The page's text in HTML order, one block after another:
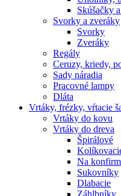
Skúšačky
Svorky a zveráky
Svorky
Zveráky
Regály
Ceruzy, kriedy,
Sady náradia
Pracovné lampy
Dláta
Vrtáky, frézky, vŕtacie
Vrtáky do kovu
Vrtáky do dreva
Špirálové
Na
Sukovníky
Dlabacie
Záhlbníky